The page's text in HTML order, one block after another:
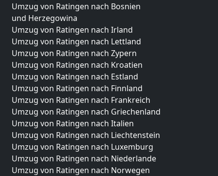
Umzug von Ratingen nach Bosnien
und Herzegowina
Umzug von Ratingen nach Irland
Umzug von Ratingen nach Lettland
Umzug von Ratingen nach Zypern
Umzug von Ratingen nach Kroatien
Umzug von Ratingen nach Estland
Umzug von Ratingen nach Finnland
Umzug von Ratingen nach Frankreich
Umzug von Ratingen nach Griechenland
Umzug von Ratingen nach Italien
Umzug von Ratingen nach Liechtenstein
Umzug von Ratingen nach Luxemburg
Umzug von Ratingen nach Niederlande
Umzug von Ratingen nach Norwegen